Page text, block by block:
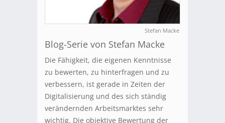
Stefan Macke
Blog-Serie von Stefan Macke
Die Fähigkeit, die eigenen Kenntnisse
zu bewerten, zu hinterfragen und zu
verbessern, ist gerade in Zeiten der
Digitalisierung und des sich ständig
verändernden Arbeitsmarktes sehr
wichtig. Die objektive Bewertung der